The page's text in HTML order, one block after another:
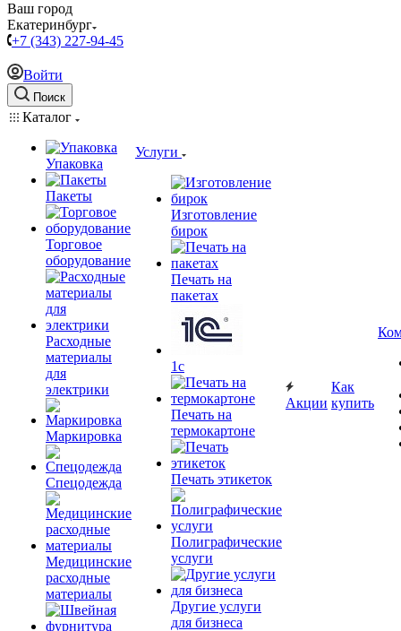
Ваш город
Екатеринбург
+7 (343) 227-94-45
Войти
Поиск
Каталог
Упаковка
Пакеты
Торговое
оборудование
Расходные
материалы
для
электрики
Маркировка
Спецодежда
Медицинские
расходные
материалы
Услуги
Изготовление
бирок
Печать на
пакетах
1c
Печать на
термокартоне
Печать этикеток
Полиграфические
услуги
Другие услуги
для бизнеса
Акции
Как
купить